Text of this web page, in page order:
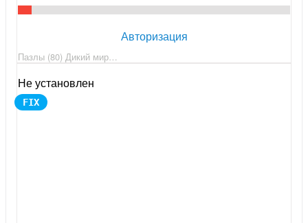
Авторизация
Пазлы (80) Дикий мир…
Не установлен
FIX